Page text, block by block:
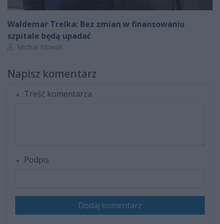
Waldemar Trelka: Bez zmian w finansowaniu
szpitale będą upadać
Autor artykułu:
Michał Nowak
Napisz komentarz
Treść komentarza
Podpis
Dodaj komentarz